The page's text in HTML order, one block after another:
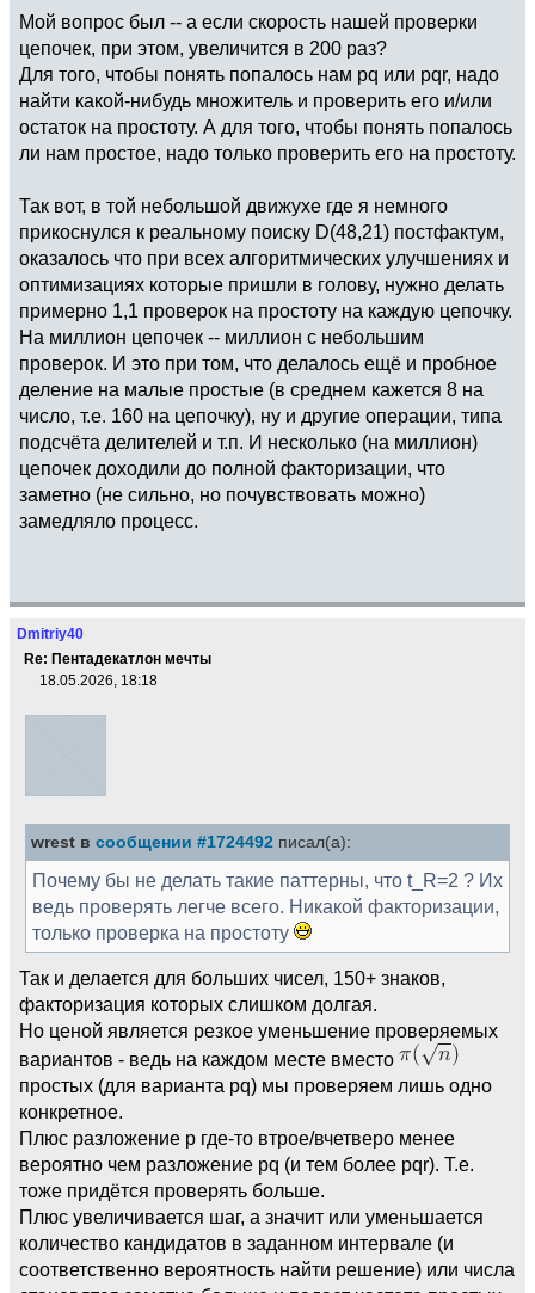
Мой вопрос был -- а если скорость нашей проверки
цепочек, при этом, увеличится в 200 раз?
Для того, чтобы понять попалось нам pq или pqr, надо
найти какой-нибудь множитель и проверить его и/или
остаток на простоту. А для того, чтобы понять попалось
ли нам простое, надо только проверить его на простоту.
Так вот, в той небольшой движухе где я немного
прикоснулся к реальному поиску D(48,21) постфактум,
оказалось что при всех алгоритмических улучшениях и
оптимизациях которые пришли в голову, нужно делать
примерно 1,1 проверок на простоту на каждую цепочку.
На миллион цепочек -- миллион с небольшим
проверок. И это при том, что делалось ещё и пробное
деление на малые простые (в среднем кажется 8 на
число, т.е. 160 на цепочку), ну и другие операции, типа
подсчёта делителей и т.п. И несколько (на миллион)
цепочек доходили до полной факторизации, что
заметно (не сильно, но почувствовать можно)
замедляло процесс.
Dmitriy40
Re: Пентадекатлон мечты
18.05.2026, 18:18
wrest в сообщении #1724492 писал(а):
Почему бы не делать такие паттерны, что t_R=2 ? Их
ведь проверять легче всего. Никакой факторизации,
только проверка на простоту
Так и делается для больших чисел, 150+ знаков,
факторизация которых слишком долгая.
Но ценой является резкое уменьшение проверяемых
вариантов - ведь на каждом месте вместо
простых (для варианта pq) мы проверяем лишь одно
конкретное.
Плюс разложение p где-то втрое/вчетверо менее
вероятно чем разложение pq (и тем более pqr). Т.е.
тоже придётся проверять больше.
Плюс увеличивается шаг, а значит или уменьшается
количество кандидатов в заданном интервале (и
соответственно вероятность найти решение) или числа